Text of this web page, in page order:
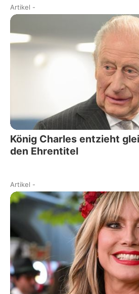
Artikel -
König Charles entzieht
den Ehrentitel
Artikel -